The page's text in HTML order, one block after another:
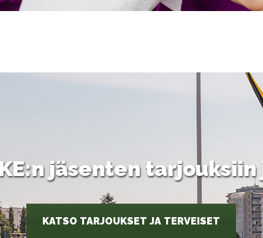
jäsenten
KATSO TARJOUKSET JA TERVEISET